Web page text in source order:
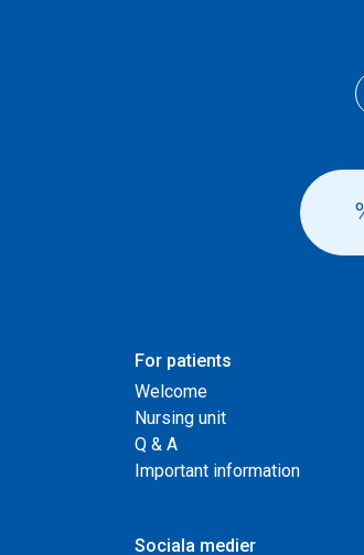
For patients
Welcome
Nursing unit
Q & A
Important information
Sociala medier